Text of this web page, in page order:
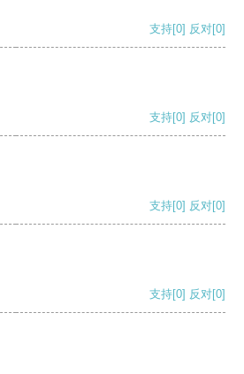
支持[0] 反对[0]
支持[0] 反对[0]
支持[0] 反对[0]
支持[0] 反对[0]